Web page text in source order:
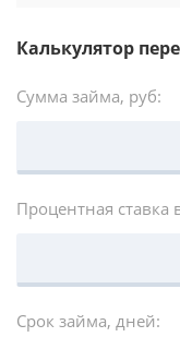
Калькулятор
Сумма займа, руб:
Процентная ставка
Срок займа, дней: